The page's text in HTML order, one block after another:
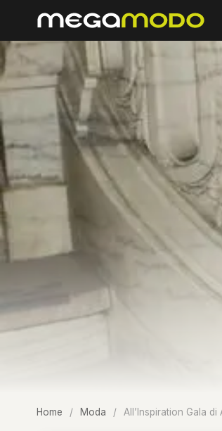
Home / Moda / All’Inspiration Gala